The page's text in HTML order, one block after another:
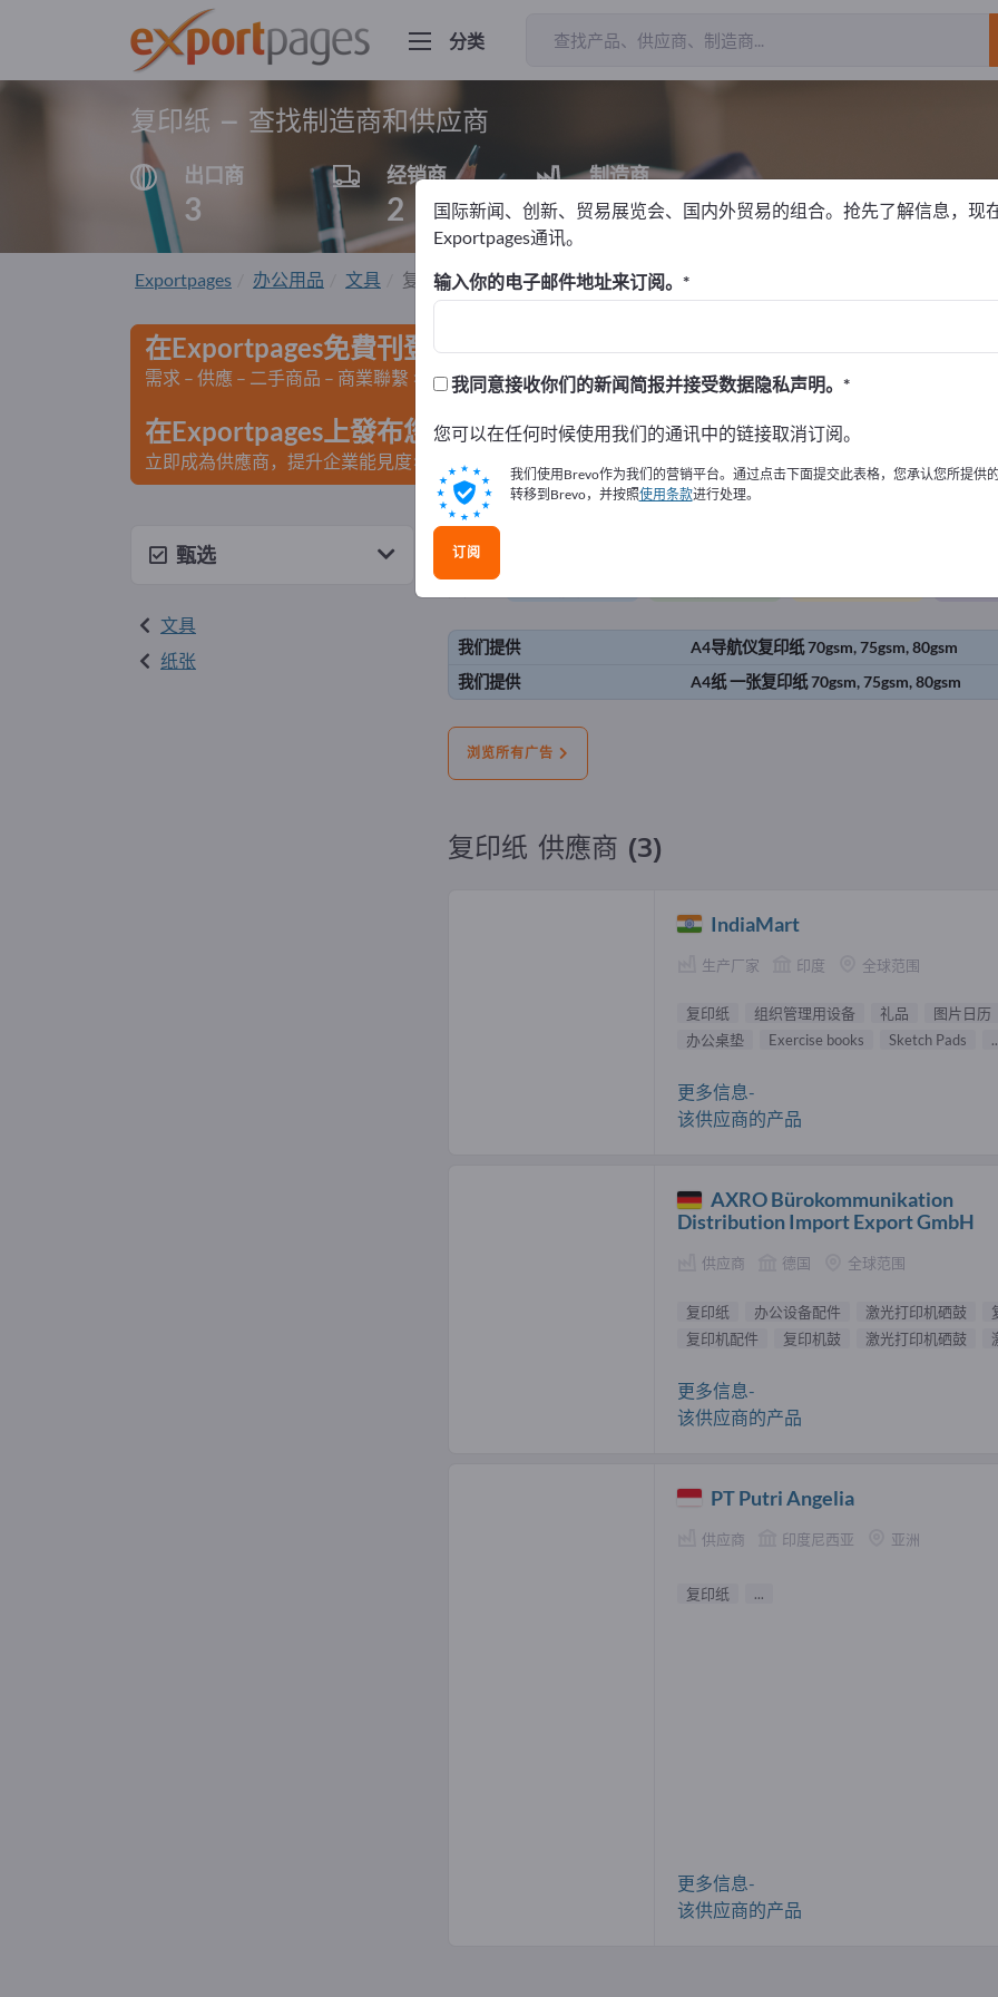
分类
复印纸 – 查找制造商和供应商
出口商
3
经销商
2
制造商
1
Exportpages 办公用品 文具 复印纸
在Exportpages免費刊登廣告！
需求 – 供應 – 二手商品 – 商業聯繫 >> 由此開始
在Exportpages上發布您的公司與產品資訊。
立即成為供應商，提升企業能見度>> 點此發布資訊
甄选
文具
纸张
广告
我们提供
A4导航仪复印纸 70gsm, 75gsm, 80gsm
我们提供
A4纸 一张复印纸 70gsm, 75gsm, 80gsm
浏览所有广告
复印纸 供應商 (3)
IndiaMart
生产厂家 印度 全球范围
复印纸 组织管理用设备 礼品 图片日历
办公桌垫
Exercise books Sketch Pads
更多信息-
该供应商的产品
AXRO Bürokommunikation
Distribution Import Export GmbH
供应商 德国 全球范围
复印纸 办公设备配件 激光打印机硒鼓
复印机配件
复印机鼓 激光打印机硒鼓
更多信息-
该供应商的产品
PT Putri Angelia
供应商 印度尼西亚 亚洲
复印纸 ...
更多信息-
该供应商的产品
国际新闻、创新、贸易展览会、国内外贸易的组合。抢先了解信息，现
Exportpages通讯。
输入你的电子邮件地址来订阅。
我同意接收你们的新闻简报并接受数据隐私声明。
您可以在任何时候使用我们的通讯中的链接取消订阅。
我们使用Brevo作为我们的营销平台。通过点击下面提交此表格，您承认您所提供
转移到Brevo，并按照使用条款进行处理。
订阅